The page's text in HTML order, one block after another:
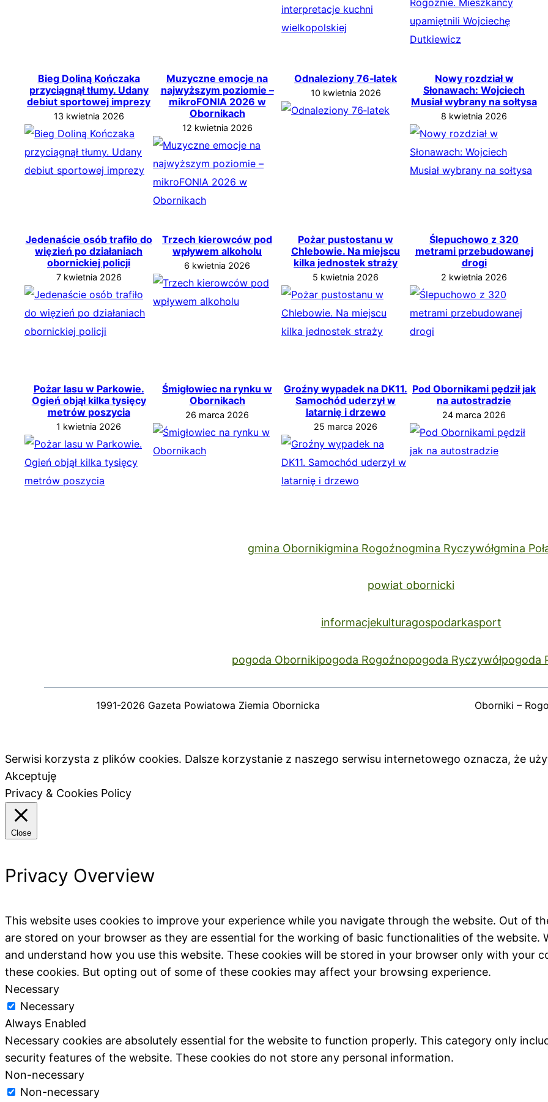
Bieg Doliną Kończaka
przyciągnął tłumy. Udany
debiut sportowej imprezy
13 kwietnia 2026
Muzyczne emocje na
najwyższym poziomie –
mikroFONIA 2026 w
Obornikach
12 kwietnia 2026
Odnaleziony 76‑latek
10 kwietnia 2026
Nowy rozdział w
Słonawach: Wojciech
Musiał wybrany na sołtysa
8 kwietnia 2026
Jedenaście osób trafiło do
więzień po działaniach
obornickiej policji
7 kwietnia 2026
Trzech kierowców pod
wpływem alkoholu
6 kwietnia 2026
Pożar pustostanu w
Chlebowie. Na miejscu
kilka jednostek straży
5 kwietnia 2026
Ślepuchowo z 320
metrami przebudowanej
drogi
2 kwietnia 2026
Pożar lasu w Parkowie.
Ogień objął kilka tysięcy
metrów poszycia
1 kwietnia 2026
Śmigłowiec na rynku w
Obornikach
26 marca 2026
Groźny wypadek na DK11.
Samochód uderzył w
latarnię i drzewo
25 marca 2026
Pod Obornikami pędził jak
na autostradzie
24 marca 2026
gmina Obornikigmina Rogoźnogmina Ryczywółgmina
powiat obornicki
informacjekulturagospodarkasport
pogoda Obornikipogoda Rogoźnopogoda Ryczywółpogoda
1991-2026 Gazeta Powiatowa Ziemia Obornicka Oborniki –
Serwisi korzysta z plików cookies. Dalsze korzystanie z naszego serwisu internetowego oznacza, że
Akceptuję
Privacy & Cookies Policy
Close
Privacy Overview
This website uses cookies to improve your experience while you navigate through the website. Out of
are stored on your browser as they are essential for the working of basic functionalities of the website.
and understand how you use this website. These cookies will be stored in your browser only with your
these cookies. But opting out of some of these cookies may affect your browsing experience.
Necessary
Necessary
Always Enabled
Necessary cookies are absolutely essential for the website to function properly. This category only
security features of the website. These cookies do not store any personal information.
Non-necessary
Non-necessary